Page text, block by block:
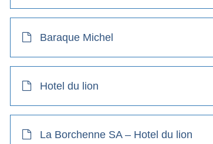
Baraque Michel
Hotel du lion
La Borchenne SA – Hotel du lion